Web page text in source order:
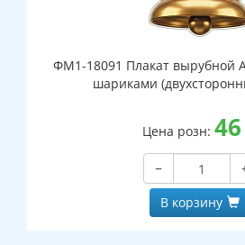
ФМ1-18091 Плакат вырубной
шариками
Цена розн: 46
−
В корзину